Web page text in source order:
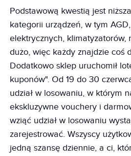
Podstawową kwestią jest
kategorii urządzeń, w tym
elektrycznych, klimatyzatorów,
dużo, więc każdy znajdzie coś
Dodatkowo sklep uruchomił
kuponów". Od 19 do 30
udział w losowaniu, w którym
ekskluzywne vouchery i
wziąć udział w losowaniu
zarejestrować. Wszyscy
jedną szansę dziennie, a ci,